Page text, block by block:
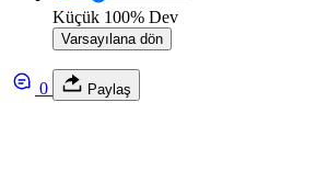
Küçük 100% Dev
Varsayılana dön
0 Paylaş